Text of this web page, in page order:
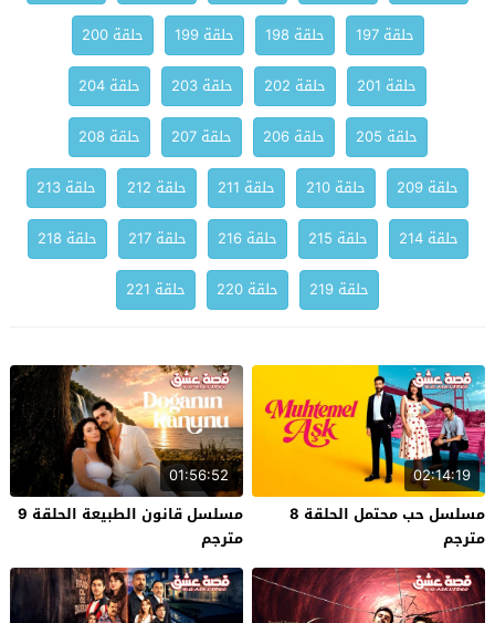
حلقة 197
حلقة 198 حلقة 199
حلقة 200
حلقة 201
حلقة 202 حلقة 203
حلقة 204
حلقة 205
حلقة 206 حلقة 207
حلقة 208
حلقة 209
حلقة 210 حلقة 211 حلقة 212
حلقة 213
حلقة 214
حلقة 215 حلقة 216 حلقة 217
حلقة 218
حلقة 219
حلقة 220 حلقة 221
02:14:19
مسلسل حب محتمل الحلقة 8
مترجم
01:56:52
مسلسل قانون الطبيعة الحلقة 9
مترجم